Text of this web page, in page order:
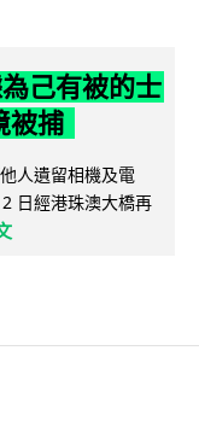
己有被的士
被捕
人遺留相機及電
日經港珠澳大橋再